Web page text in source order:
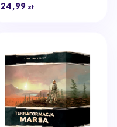
24,99 zł